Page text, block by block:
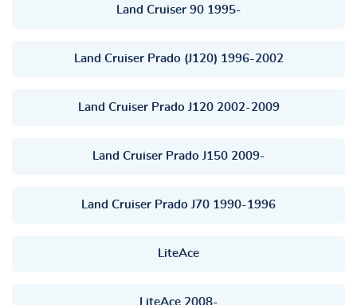
Land Cruiser 90 1995-
Land Cruiser Prado (J120) 1996-2002
Land Cruiser Prado J120 2002-2009
Land Cruiser Prado J150 2009-
Land Cruiser Prado J70 1990-1996
LiteAce
LiteAce 2008-